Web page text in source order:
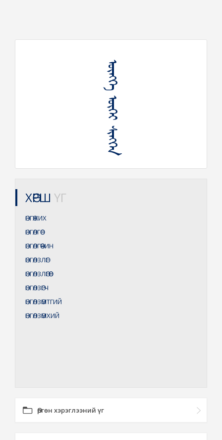
ᠥᠩᠭᠡ ᠥᠭᠡᠢ ᠰᠢᠩᠭᠡᠨ
ХӨРШ ҮГ
ӨНГӨЖИХ
ӨНГӨЛГӨӨ
ӨНГӨЛГӨӨЧИН
ӨНГӨЛЗЛӨГ
ӨНГӨЛЗЛӨГӨӨ
ӨНГӨЛЗӨГЧ
ӨНГӨЛЗӨМТГИЙ
ӨНГӨЛЗӨМХИЙ
Өргөн хэрэглээний үг